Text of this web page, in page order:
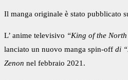
Il manga originale è stato pubblicato
L’ anime televisivo “King of the North
lanciato un nuovo manga spin-off di
Zenon nel febbraio 2021.